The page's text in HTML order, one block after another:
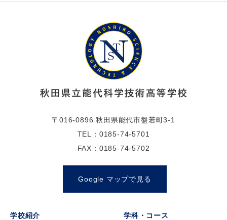
〒016-0896 秋田県能代市盤若町3-1
TEL：0185-74-5701
FAX：0185-74-5702
Google マップで見る
学校紹介 学科・コース